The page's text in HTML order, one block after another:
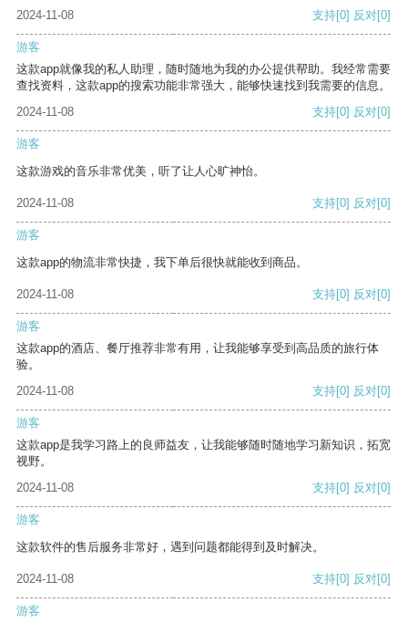
2024-11-08 支持[0] 反对[0]
游客
这款app就像我的私人助理，随时随地为我的办公提供帮助。我经常需要
查找资料，这款app的搜索功能非常强大，能够快速找到我需要的信息。
2024-11-08
支持[0] 反对[0]
游客
这款游戏的音乐非常优美，听了让人心旷神怡。
2024-11-08 支持[0] 反对[0]
游客
这款app的物流非常快捷，我下单后很快就能收到商品。
2024-11-08 支持[0] 反对[0]
游客
这款app的酒店、餐厅推荐非常有用，让我能够享受到高品质的旅行体
验。
2024-11-08
支持[0] 反对[0]
游客
这款app是我学习路上的良师益友，让我能够随时随地学习新知识，拓宽
视野。
2024-11-08
支持[0] 反对[0]
游客
这款软件的售后服务非常好，遇到问题都能得到及时解决。
2024-11-08 支持[0] 反对[0]
游客